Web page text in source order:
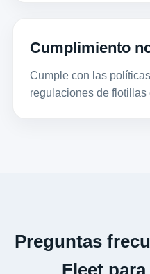
Cumplimiento
Cumple con las
regulaciones de
Preguntas